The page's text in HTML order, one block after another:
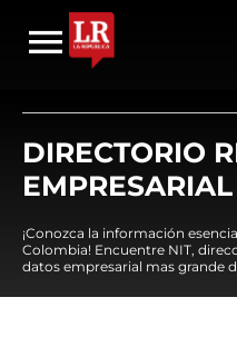
DIRECTORIO
EMPRESARIAL
¡Conozca la información
Colombia! Encuentre NIT,
datos empresarial mas grande